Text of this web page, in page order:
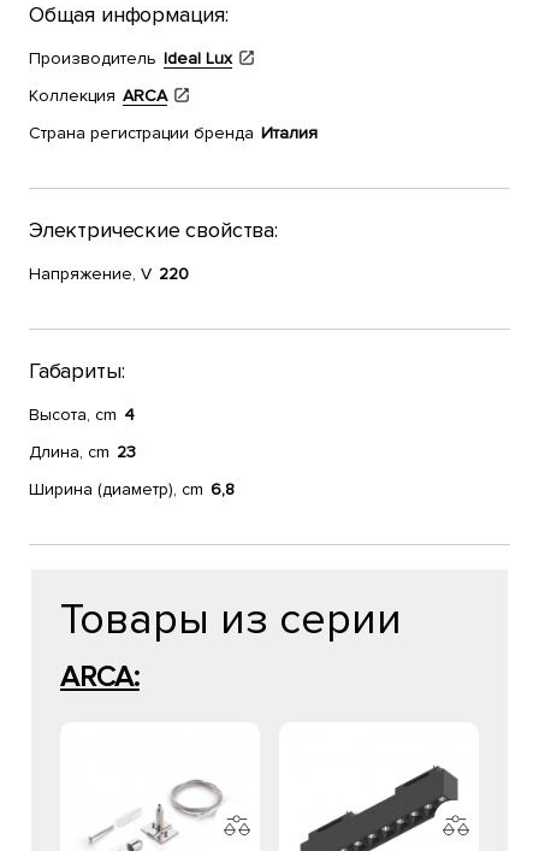
Общая информация:
Производитель Ideal Lux
Коллекция ARCA
Страна регистрации бренда Италия
Электрические свойства:
Напряжение, V 220
Габариты:
Высота, cm 4
Длина, cm 23
Ширина (диаметр), cm 6,8
Товары из серии
ARCA: